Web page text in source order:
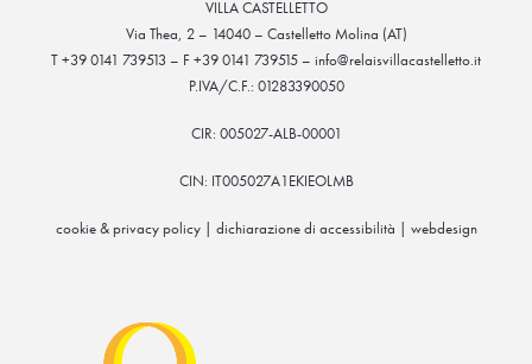
VILLA CASTELLETTO
Via Thea, 2 – 14040 – Castelletto Molina (AT)
T +39 0141 739513 – F +39 0141 739515 – info@relaisvillacastelletto.it
P.IVA/C.F.: 01283390050
CIR: 005027-ALB-00001
CIN: IT005027A1EKIEOLMB
cookie & privacy policy| dichiarazione di accessibilità | webdesign